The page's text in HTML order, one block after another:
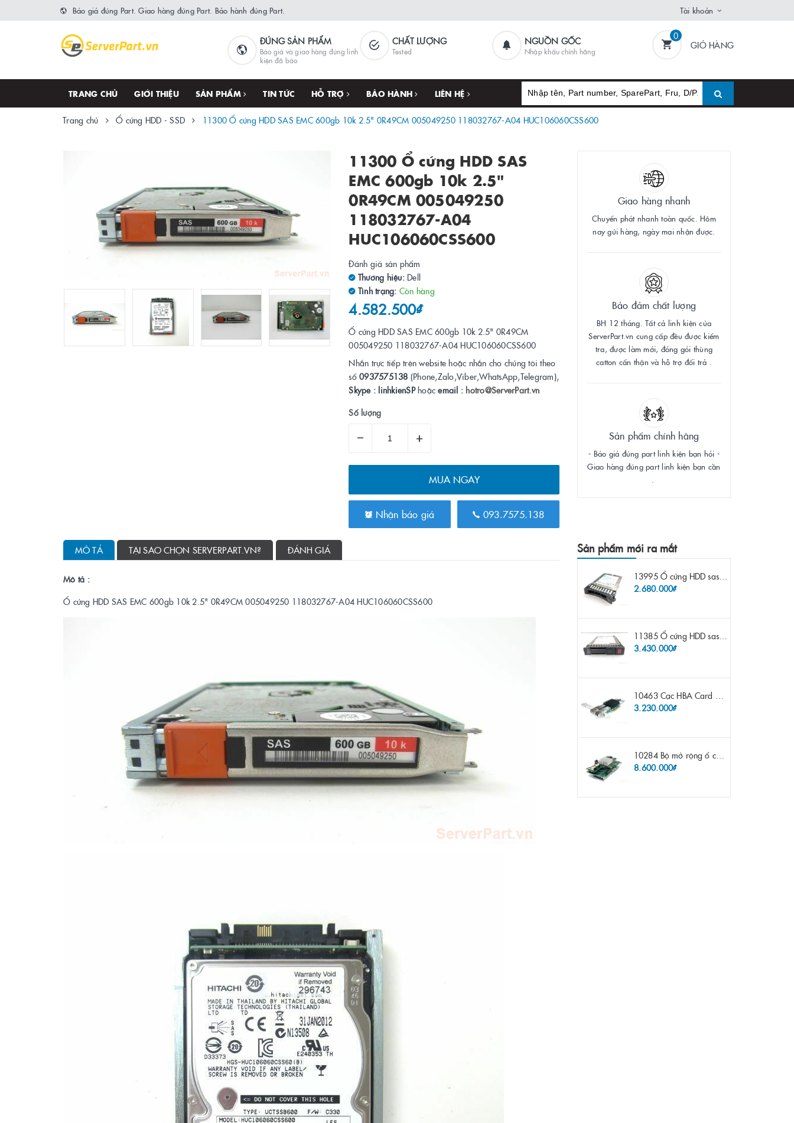
Báo giá đúng Part. Giao hàng đúng Part. Bảo hành đúng Part. Tài khoản
ĐÚNG SẢN PHẨM
Báo giá và giao hàng đúng linh
kiện đã báo
CHẤT LƯỢNG
Tested
NGUỒN GỐC
Nhập khẩu chính hãng
0
GIỎ HÀNG
TRANG CHỦ GIỚI THIỆU SẢN PHẨM TIN TỨC HỖ TRỢ BẢO HÀNH LIÊN HỆ
Trang chủ Ổ cứng HDD - SSD 11300 Ổ cứng HDD SAS EMC 600gb 10k 2.5" 0R49CM 005049250 118032767-A04 HUC106060CSS600
11300 Ổ cứng HDD SAS
EMC 600gb 10k 2.5"
0R49CM 005049250
118032767-A04
HUC106060CSS600
Đánh giá sản phẩm
Thương hiệu: Dell
Tình trạng: Còn hàng
4.582.500₫
Ổ cứng HDD SAS EMC 600gb 10k 2.5" 0R49CM
005049250 118032767-A04 HUC106060CSS600
Nhắn trực tiếp trên website hoặc nhắn cho chúng tôi theo
số0937575138 (Phone,Zalo,Viber,WhatsApp,Telegram),
Skype : linhkienSPhoặcemail : hotro@ServerPart.vn
Số lượng
– +
MUA NGAY
Nhận báo giá 093.7575.138
Giao hàng nhanh
Chuyển phát nhanh toàn quốc. Hôm
nay gửi hàng, ngày mai nhận được.
Bảo đảm chất lượng
BH 12 tháng. Tất cả linh kiện của
ServerPart.vn cung cấp đều được kiểm
tra, được làm mới, đóng gói thùng
catton cẩn thận và hỗ trợ đổi trả .
Sản phẩm chính hãng
- Báo giá đúng part linh kiện bạn hỏi -
Giao hàng đúng part linh kiện bạn cần
MÔ TẢ TẠI SAO CHỌN SERVERPART.VN? ĐÁNH GIÁ
Mô tả :
Ổ cứng HDD SAS EMC 600gb 10k 2.5" 0R49CM 005049250 118032767-A04 HUC106060CSS600
Sản phẩm mới ra mắt
13995 Ổ cứng HDD sas IBM 300gb 10k 2.5" 6G fru 44W2265 opt 44W2264 pn 44W2268 ST9300503SS
2.680.000₫
11385 Ổ cứng HDD sas HP 600gb 10k 2.5" sp 653957-001 pn 619286-003 pn 641552-003 pn 689287-003 652583-B21
3.430.000₫
3.230.000₫
10284 Bộ mở rộng ổ cứng IBM Lenovo x3650 m4 69Y5319 8x 2.5" HS HDD Assembly Kit with Expander
8.600.000₫